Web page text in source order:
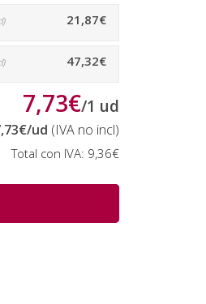
21,87€
47,32€
7,73€/1 ud
/ud (IVA no incl)
Total con IVA: 9,36€